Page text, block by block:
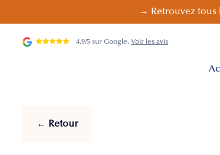
→ Retrouvez tous
4.9/5 sur Google. Voir les avis
← Retour